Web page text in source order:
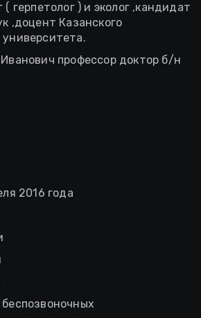
( герпетолог ) и эколог ,кандидат
,доцент Казанского
университета.
профессор доктор б/н
2016 года